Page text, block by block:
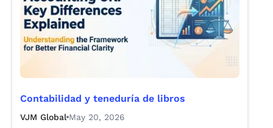
Contabilidad y teneduría de libros
VJM Global May 20, 2026